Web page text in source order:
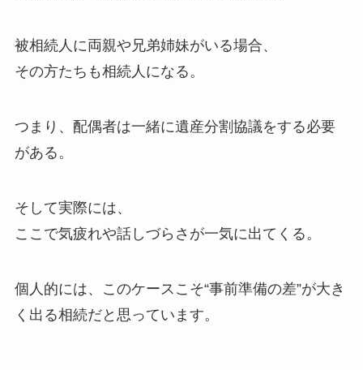
被相続人に両親や兄弟姉妹がいる場合、
その方たちも相続人になる。
つまり、配偶者は一緒に遺産分割協議をする必要
がある。
そして実際には、
ここで気疲れや話しづらさが一気に出てくる。
個人的には、このケースこそ“事前準備の差”が大き
く出る相続だと思っています。